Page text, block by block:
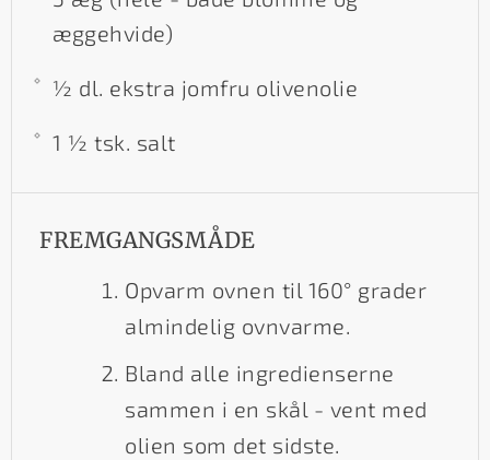
æggehvide)
½ dl. ekstra jomfru olivenolie
1 ½ tsk. salt
FREMGANGSMÅDE
Opvarm ovnen til 160° grader
almindelig ovnvarme.
Bland alle ingredienserne
sammen i en skål - vent med
olien som det sidste.